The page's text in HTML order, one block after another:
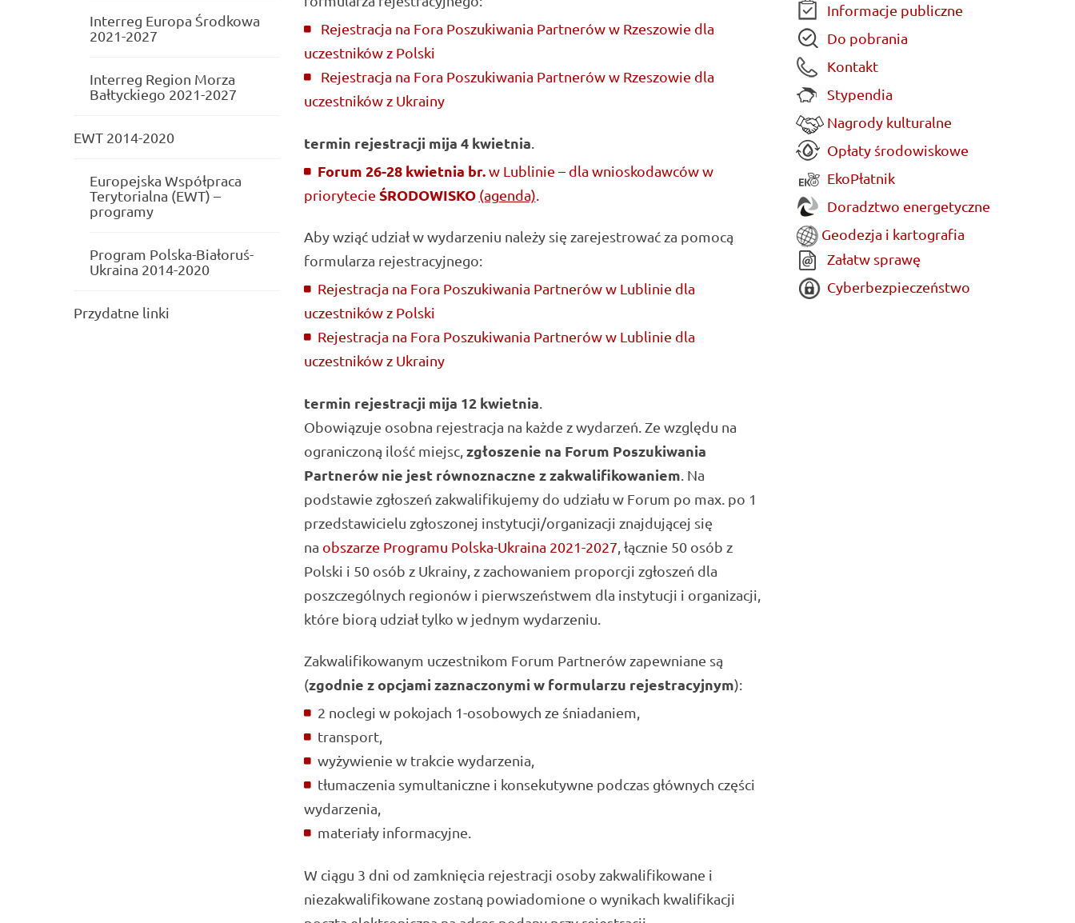
Rejestracja na Fora Poszukiwania Partnerów w Rzeszowie dla
uczestników z Polski
Rejestracja na Fora Poszukiwania Partnerów w Rzeszowie dla
uczestników z Ukrainy
termin rejestracji mija 4 kwietnia
Forum 26-28 kwietnia br.w Lublinie – dla wnioskodawców w
priorytecie ŚRODOWISKO (agenda)
Aby wziąć udział w wydarzeniu należy się zarejestrować za pomocą
formularza rejestracyjnego:
Rejestracja na Fora Poszukiwania Partnerów w Lublinie dla
uczestników z Polski
Rejestracja na Fora Poszukiwania Partnerów w Lublinie dla
uczestników z Ukrainy
termin rejestracji mija 12 kwietnia
Obowiązuje osobna rejestracja na każde z wydarzeń. Ze względu na
ograniczoną ilość miejsc, zgłoszenie na Forum Poszukiwania
Partnerów nie jest równoznaczne z zakwalifikowaniem . Na
podstawie zgłoszeń zakwalifikujemy do udziału w Forum po max. po 1
przedstawicielu zgłoszonej instytucji/organizacji znajdującej się
na obszarze Programu Polska-Ukraina 2021-2027 , łącznie 50 osób z
Polski i 50 osób z Ukrainy, z zachowaniem proporcji zgłoszeń dla
poszczególnych regionów i pierwszeństwem dla instytucji i organizacji,
które biorą udział tylko w jednym wydarzeniu.
Zakwalifikowanym uczestnikom Forum Partnerów zapewniane są
(zgodnie z opcjami zaznaczonymi w formularzu rejestracyjnym):
2 noclegi w pokojach 1-osobowych ze śniadaniem,
transport,
wyżywienie w trakcie wydarzenia,
tłumaczenia symultaniczne i konsekutywne podczas głównych części
wydarzenia,
materiały informacyjne.
W ciągu 3 dni od zamknięcia rejestracji osoby zakwalifikowane i
niezakwalifikowane zostaną powiadomione o wynikach kwalifikacji
Interreg Europa Środkowa
2021-2027
Interreg Region Morza
Bałtyckiego 2021-2027
EWT 2014-2020
Europejska Współpraca
Terytorialna (EWT) –
programy
Program Polska-Białoruś-
Ukraina 2014-2020
Przydatne linki
Informacje publiczne
Do pobrania
Kontakt
Stypendia
Nagrody kulturalne
Opłaty środowiskowe
EkoPłatnik
Doradztwo energetyczne
Geodezja i kartografia
Załatw sprawę
Cyberbezpieczeństwo